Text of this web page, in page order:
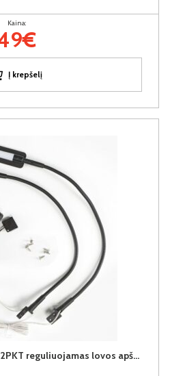
Kaina:
Į krepšelį
IZLED23P02-WK03 LED 2PKT reguliuojamas lovos apšvietimas (juodas) (2 vnt.)